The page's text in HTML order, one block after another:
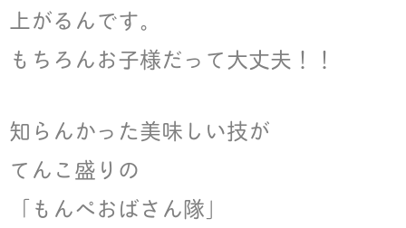
上がるんです。
もちろんお子様だって大丈夫！！
知らんかった美味しい技が
てんこ盛りの
「もんぺおばさん隊」